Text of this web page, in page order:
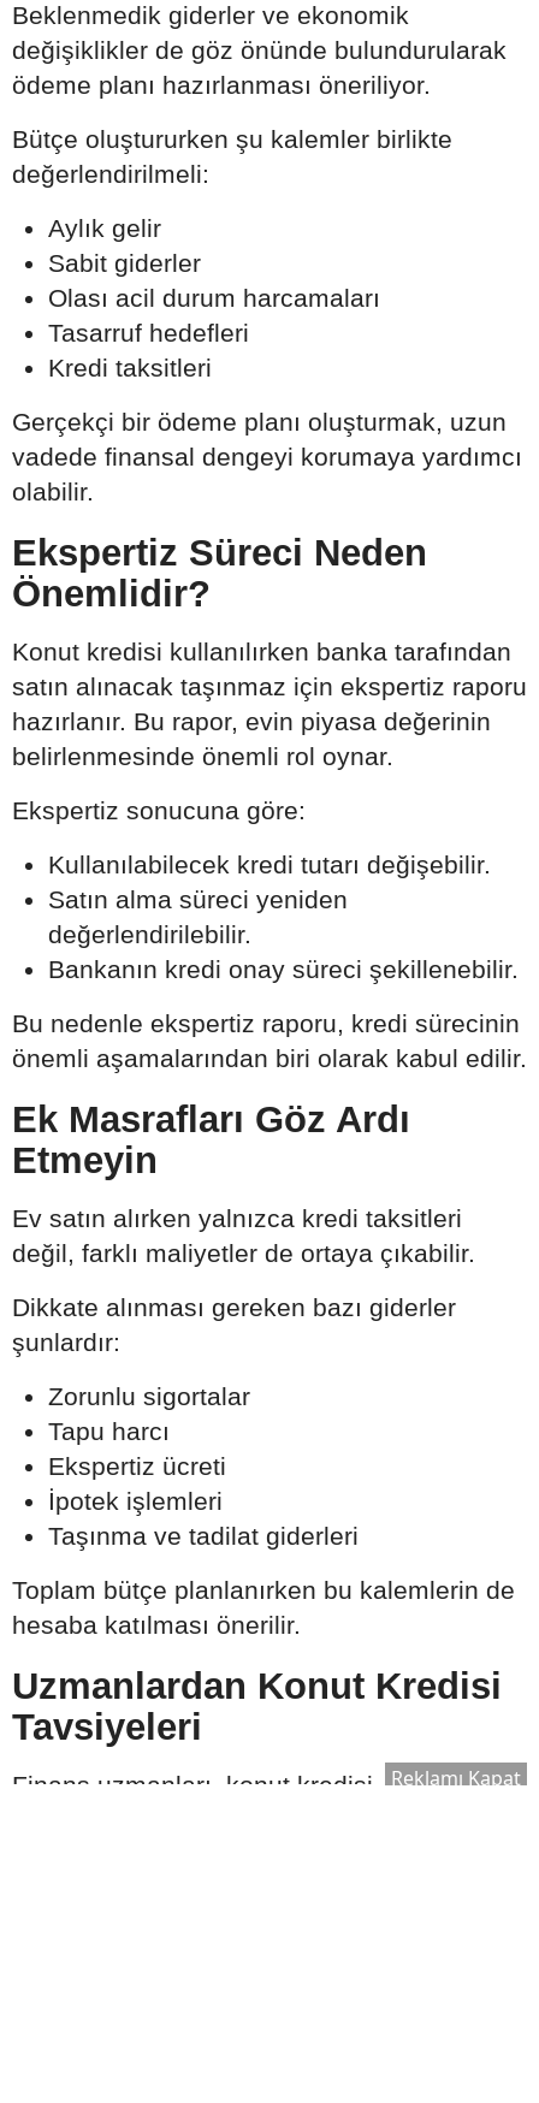
Beklenmedik giderler ve ekonomik
değişiklikler de göz önünde bulundurularak
ödeme planı hazırlanması öneriliyor.
Bütçe oluştururken şu kalemler birlikte
değerlendirilmeli:
Aylık gelir
Sabit giderler
Olası acil durum harcamaları
Tasarruf hedefleri
Kredi taksitleri
Gerçekçi bir ödeme planı oluşturmak, uzun
vadede finansal dengeyi korumaya yardımcı
olabilir.
Ekspertiz Süreci Neden
Önemlidir?
Konut kredisi kullanılırken banka tarafından
satın alınacak taşınmaz için ekspertiz raporu
hazırlanır. Bu rapor, evin piyasa değerinin
belirlenmesinde önemli rol oynar.
Ekspertiz sonucuna göre:
Kullanılabilecek kredi tutarı değişebilir.
Satın alma süreci yeniden
değerlendirilebilir.
Bankanın kredi onay süreci şekillenebilir.
Bu nedenle ekspertiz raporu, kredi sürecinin
önemli aşamalarından biri olarak kabul edilir.
Ek Masrafları Göz Ardı
Etmeyin
Ev satın alırken yalnızca kredi taksitleri
değil, farklı maliyetler de ortaya çıkabilir.
Dikkate alınması gereken bazı giderler
şunlardır:
Zorunlu sigortalar
Tapu harcı
Ekspertiz ücreti
İpotek işlemleri
Taşınma ve tadilat giderleri
Toplam bütçe planlanırken bu kalemlerin de
hesaba katılması önerilir.
Uzmanlardan Konut Kredisi
Tavsiyeleri
Finans uzmanları, konut kredisi
Reklamı Kapat